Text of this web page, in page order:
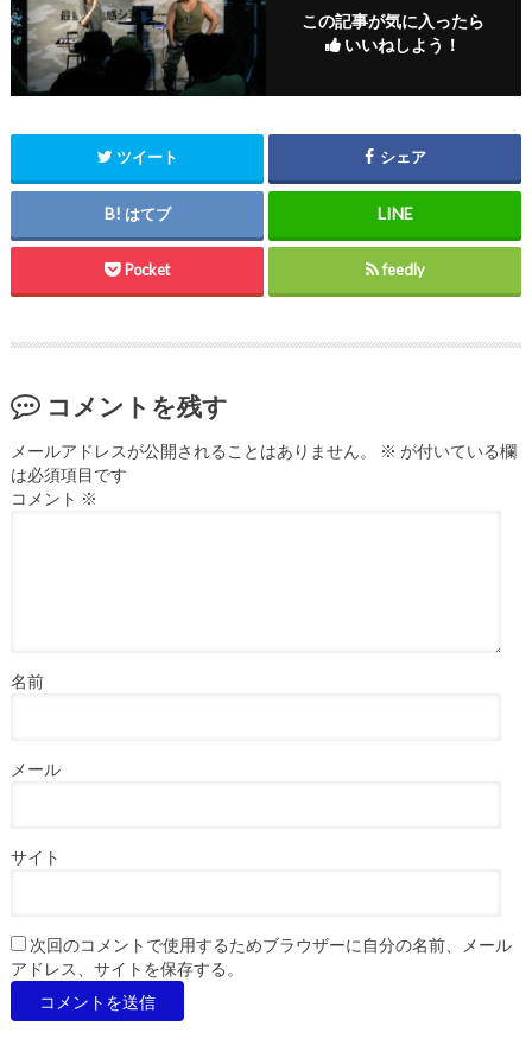
この記事が気に入ったら
いいねしよう！
ツイート シェア
はてブ
Pocket feedly
コメントを残す
メールアドレスが公開されることはありません。 ※ が付いている欄
は必須項目です
コメント ※
名前
メール
サイト
次回のコメントで使用するためブラウザーに自分の名前、メール
アドレス、サイトを保存する。